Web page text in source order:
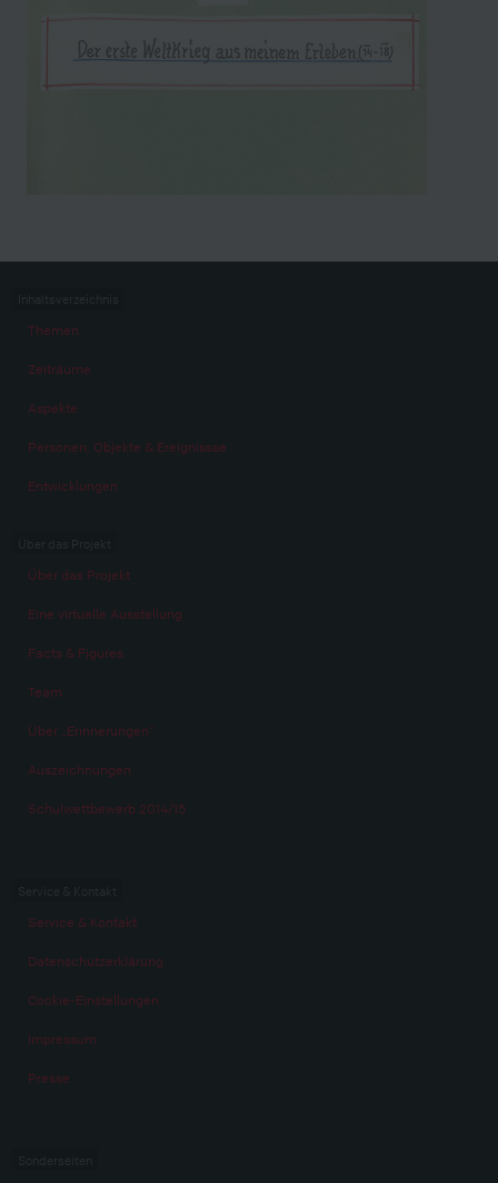
Themen
Zeiträume
Aspekte
Personen, Objekte & Ereignissse
Entwicklungen
Über das Projekt
Eine virtuelle Ausstellung
Facts & Figures
Team
Über „Erinnerungen“
Auszeichnungen
Schulwettbewerb 2014/15
Service & Kontakt
Datenschutzerklärung
Cookie-Einstellungen
Impressum
Presse